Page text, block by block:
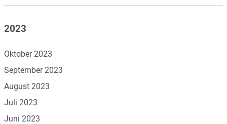
2023
Oktober 2023
September 2023
August 2023
Juli 2023
Juni 2023